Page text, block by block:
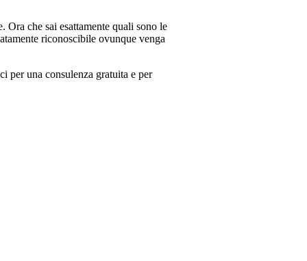
Ora che sai esattamente quali sono le
riconoscibile ovunque venga
per una consulenza gratuita e per